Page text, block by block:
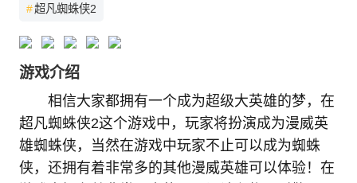
#超凡蜘蛛侠2
游戏介绍
相信大家都拥有一个成为超级大英雄的梦，在
超凡蜘蛛侠2这个游戏中，玩家将扮演成为漫威英
雄蜘蛛侠，当然在游戏中玩家不止可以成为蜘蛛
侠，还拥有着非常多的其他漫威英雄可以体验！在